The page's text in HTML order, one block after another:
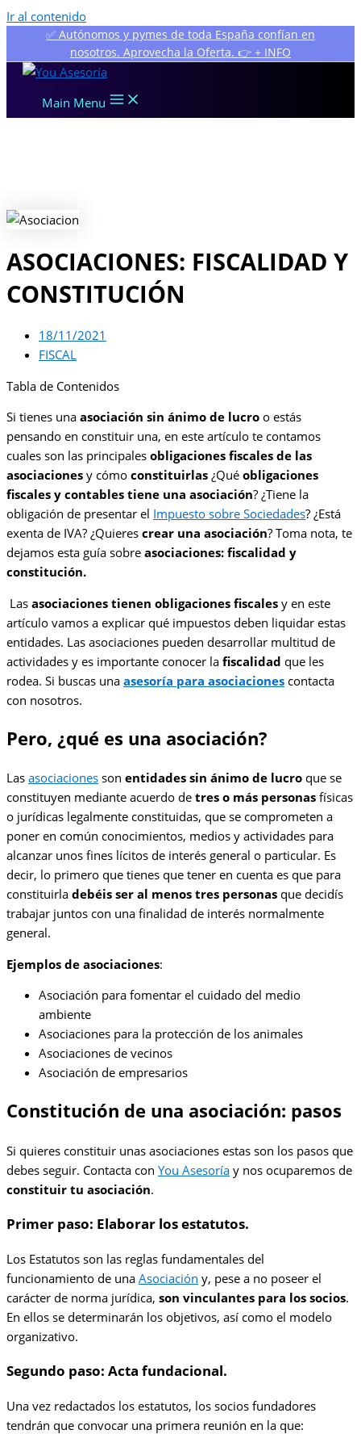
Ir al contenido
✅ Autónomos y pymes de toda España confían en
nosotros. Aprovecha la Oferta. 👉 + INFO
Main Menu
ASOCIACIONES: FISCALIDAD Y
CONSTITUCIÓN
18/11/2021
FISCAL
Tabla de Contenidos
Si tienes una asociación sin ánimo de lucro o estás
pensando en constituir una, en este artículo te contamos
cuales son las principales obligaciones fiscales de las
asociaciones y cómo constituirlas ¿Qué obligaciones
fiscales y contables tiene una asociación? ¿Tiene la
obligación de presentar el Impuesto sobre Sociedades? ¿Está
exenta de IVA? ¿Quieres crear una asociación? Toma nota, te
dejamos esta guía sobre asociaciones: fiscalidad y
constitución.
Las asociaciones tienen obligaciones fiscales y en este
artículo vamos a explicar qué impuestos deben liquidar estas
entidades. Las asociaciones pueden desarrollar multitud de
actividades y es importante conocer la fiscalidad que les
rodea. Si buscas una asesoría para asociaciones contacta
con nosotros.
Pero, ¿qué es una asociación?
Las asociaciones son entidades sin ánimo de lucro que se
constituyen mediante acuerdo de tres o más personas físicas
o jurídicas legalmente constituidas, que se comprometen a
poner en común conocimientos, medios y actividades para
alcanzar unos fines lícitos de interés general o particular. Es
decir, lo primero que tienes que tener en cuenta es que para
constituirla debéis ser al menos tres personas que decidís
trabajar juntos con una finalidad de interés normalmente
general.
Ejemplos de asociaciones:
Asociación para fomentar el cuidado del medio
ambiente
Asociaciones para la protección de los animales
Asociaciones de vecinos
Asociación de empresarios
Constitución de una asociación: pasos
Si quieres constituir unas asociaciones estas son los pasos que
debes seguir. Contacta con You Asesoría y nos ocuparemos de
constituir tu asociación.
Primer paso: Elaborar los estatutos.
Los Estatutos son las reglas fundamentales del
funcionamiento de una Asociación y, pese a no poseer el
carácter de norma jurídica, son vinculantes para los socios.
En ellos se determinarán los objetivos, así como el modelo
organizativo.
Segundo paso: Acta fundacional.
Una vez redactados los estatutos, los socios fundadores
tendrán que convocar una primera reunión en la que: